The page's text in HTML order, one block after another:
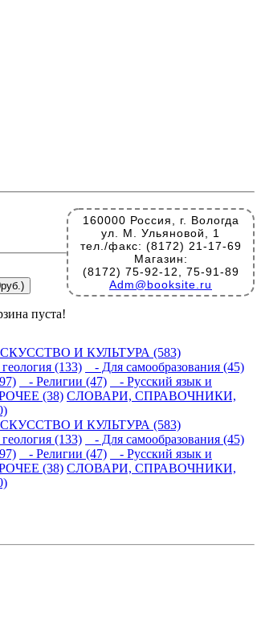
160000 Россия, г. Вологда
ул. М. Ульяновой, 1
тел./факс: (8172) 21-17-69
Магазин:
(8172) 75-92-12, 75-91-89
Adm@booksite.ru
пуста!
И КУЛЬТУРА (583)
(133)
- Для самообразования (45)
- Религии (47)
- Русский язык и
(38) СЛОВАРИ, СПРАВОЧНИКИ,
И КУЛЬТУРА (583)
(133)
- Для самообразования (45)
- Религии (47)
- Русский язык и
(38) СЛОВАРИ, СПРАВОЧНИКИ,